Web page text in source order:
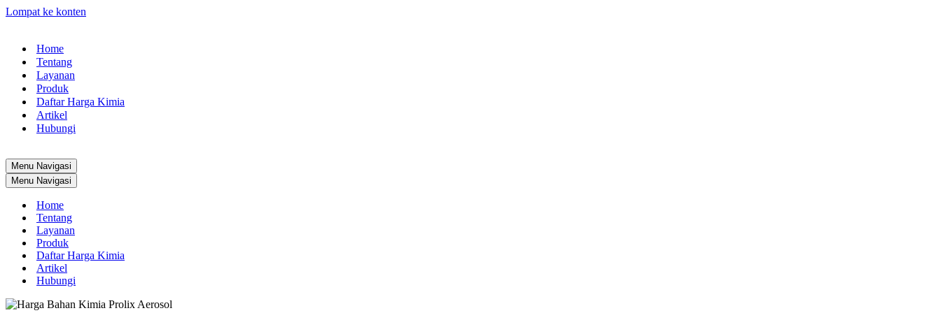
Lompat ke konten
Home
Tentang
Layanan
Produk
Daftar Harga Kimia
Artikel
Hubungi
Menu Navigasi
Menu Navigasi
Home
Tentang
Layanan
Produk
Daftar Harga Kimia
Artikel
Hubungi